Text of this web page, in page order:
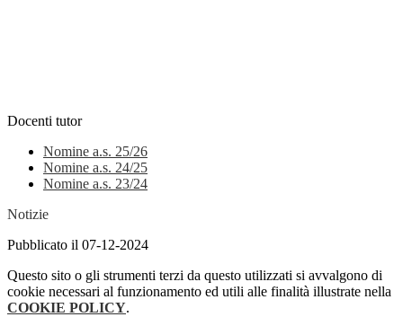
Docenti tutor
Nomine a.s. 25/26
Nomine a.s. 24/25
Nomine a.s. 23/24
Notizie
Pubblicato il 07-12-2024
Questo sito o gli strumenti terzi da questo utilizzati si avvalgono di
cookie necessari al funzionamento ed utili alle finalità illustrate nella
COOKIE POLICY.